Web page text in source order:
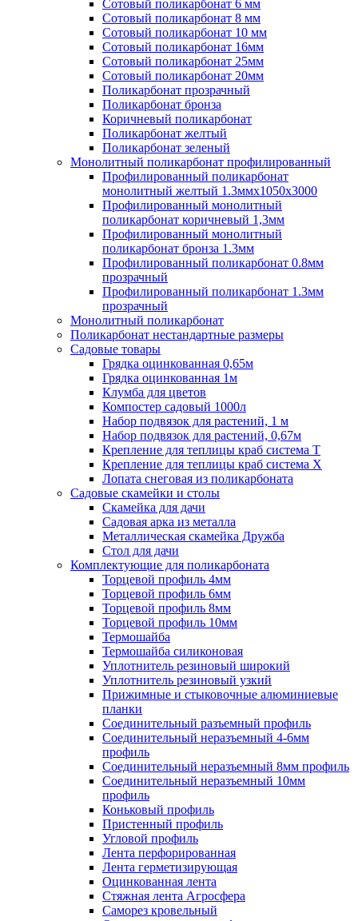
Сотовый поликарбонат 6 мм
Сотовый поликарбонат 8 мм
Сотовый поликарбонат 10 мм
Сотовый поликарбонат 16мм
Сотовый поликарбонат 25мм
Сотовый поликарбонат 20мм
Поликарбонат прозрачный
Поликарбонат бронза
Коричневый поликарбонат
Поликарбонат желтый
Поликарбонат зеленый
Монолитный поликарбонат профилированный
Профилированный поликарбонат
монолитный желтый 1.3ммх1050х3000
Профилированный монолитный
поликарбонат коричневый 1,3мм
Профилированный монолитный
поликарбонат бронза 1.3мм
Профилированный поликарбонат 0.8мм
прозрачный
Профилированный поликарбонат 1.3мм
прозрачный
Монолитный поликарбонат
Поликарбонат нестандартные размеры
Садовые товары
Грядка оцинкованная 0,65м
Грядка оцинкованная 1м
Клумба для цветов
Компостер садовый 1000л
Набор подвязок для растений, 1 м
Набор подвязок для растений, 0,67м
Крепление для теплицы краб система Т
Крепление для теплицы краб система Х
Лопата снеговая из поликарбоната
Садовые скамейки и столы
Скамейка для дачи
Садовая арка из металла
Металлическая скамейка Дружба
Стол для дачи
Комплектующие для поликарбоната
Торцевой профиль 4мм
Торцевой профиль 6мм
Торцевой профиль 8мм
Торцевой профиль 10мм
Термошайба
Термошайба силиконовая
Уплотнитель резиновый широкий
Уплотнитель резиновый узкий
Прижимные и стыковочные алюминиевые
планки
Соединительный разъемный профиль
Соединительный неразъемный 4-6мм
профиль
Соединительный неразъемный 8мм профиль
Соединительный неразъемный 10мм
профиль
Коньковый профиль
Пристенный профиль
Угловой профиль
Лента перфорированная
Лента герметизирующая
Оцинкованная лента
Стяжная лента Агросфера
Саморез кровельный